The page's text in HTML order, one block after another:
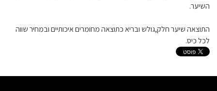
השיער.
התוצאה שיער חלק,גולש ובריא כתוצאה מחומרים איכותיים ובמחיר שווה
לכל כיס.